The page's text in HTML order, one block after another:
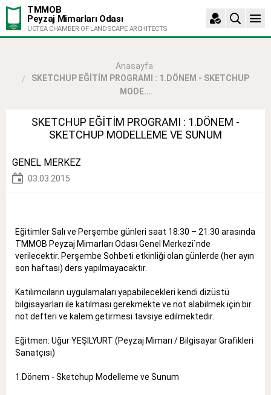
TMMOB
Peyzaj Mimarları Odası
UCTEA CHAMBER OF LANDSCAPE ARCHITECTS
Anasayfa
SKETCHUP EĞİTİM PROGRAMI : 1.DÖNEM - SKETCHUP
MODE...
SKETCHUP EĞİTİM PROGRAMI : 1.DÖNEM -
SKETCHUP MODELLEME VE SUNUM
GENEL MERKEZ
03.03.2015
Eğitimler Salı ve Perşembe günleri saat 18:30 – 21:30 arasında
TMMOB Peyzaj Mimarları Odası Genel Merkezi`nde
verilecektir. Perşembe Sohbeti etkinliği olan günlerde (her ayın
son haftası) ders yapılmayacaktır.
Katılımcıların uygulamaları yapabilecekleri kendi dizüstü
bilgisayarları ile katılması gerekmekte ve not alabilmek için bir
not defteri ve kalem getirmesi tavsiye edilmektedir.
Eğitmen: Uğur YEŞİLYURT (Peyzaj Mimarı / Bilgisayar Grafikleri
Sanatçısı)
1.Dönem - Sketchup Modelleme ve Sunum